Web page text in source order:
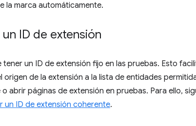
la marca automáticamente.
ID de extensión
un ID de extensión fijo en las pruebas. Esto
de la extensión a la lista de entidades
abrir páginas de extensión en pruebas. Para ello,
un ID de extensión coherente.